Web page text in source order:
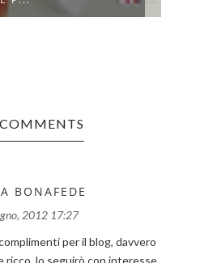
BONAFEDE
2012 17:27
per il blog, davvero